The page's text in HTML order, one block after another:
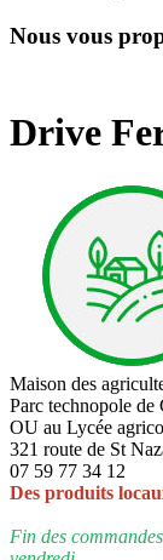
Nous vous
Drive
Maison des
Parc technopole de
OU au Lycée
321 route de St
07 59 77 34 12
Des produits
Fin des